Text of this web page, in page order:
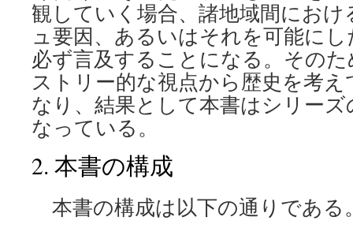
観していく場合、諸地域間にお
ュ要因、あるいはそれを可能に
必ず言及することになる。その
ストリー的な視点から歴史を考
なり、結果として本書はシリー
なっている。
2. 本書の構成
本書の構成は以下の通りである